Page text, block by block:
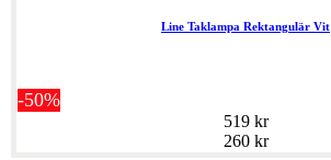
Line Taklampa Rektangulär Vit
-50%
519 kr
260 kr